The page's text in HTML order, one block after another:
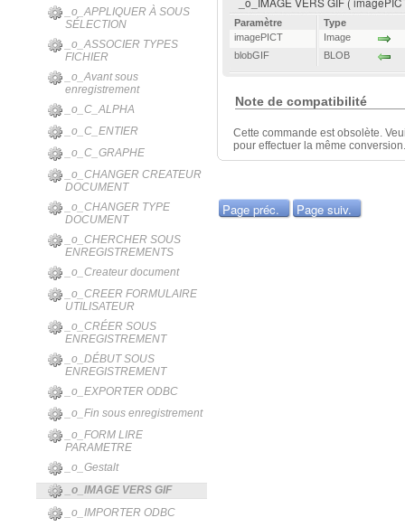
_o_APPLIQUER À SOUS
SÉLECTION
_o_ASSOCIER TYPES
FICHIER
_o_Avant sous
enregistrement
_o_C_ALPHA
_o_C_ENTIER
_o_C_GRAPHE
_o_CHANGER CREATEUR
DOCUMENT
_o_CHANGER TYPE
DOCUMENT
_o_CHERCHER SOUS
ENREGISTREMENTS
_o_Createur document
_o_CREER FORMULAIRE
UTILISATEUR
_o_CRÉER SOUS
ENREGISTREMENT
_o_DÉBUT SOUS
ENREGISTREMENT
_o_EXPORTER ODBC
_o_Fin sous enregistrement
_o_FORM LIRE
PARAMETRE
_o_Gestalt
_o_IMAGE VERS GIF
_o_IMPORTER ODBC
Paramètre
Type
imagePICT
Image
blobGIF
BLOB
Note de compatibilité
Cette commande est obsolète.
pour effectuer la même conversion.
Page préc. Page suiv.